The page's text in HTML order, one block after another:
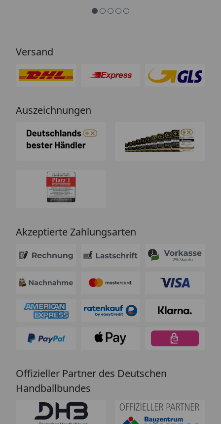
Versand
Auszeichnungen
Akzeptierte Zahlungsarten
Offizieller Partner des Deutschen
Handballbundes